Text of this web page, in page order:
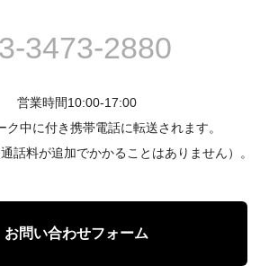
3473-2880
営業時間10:00-17:00
ク中に付き携帯電話に転送されます。
話料が追加でかかることはありません）。
お問い合わせフォーム